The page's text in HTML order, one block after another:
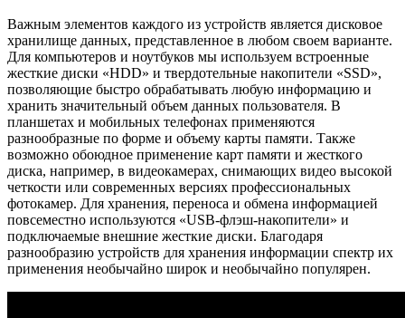
Важным элементов каждого из устройств является дисковое
хранилище данных, представленное в любом своем варианте.
Для компьютеров и ноутбуков мы используем встроенные
жесткие диски «HDD» и твердотельные накопители «SSD»,
позволяющие быстро обрабатывать любую информацию и
хранить значительный объем данных пользователя. В
планшетах и мобильных телефонах применяются
разнообразные по форме и объему карты памяти. Также
возможно обоюдное применение карт памяти и жесткого
диска, например, в видеокамерах, снимающих видео высокой
четкости или современных версиях профессиональных
фотокамер. Для хранения, переноса и обмена информацией
повсеместно используются «USB-флэш-накопители» и
подключаемые внешние жесткие диски. Благодаря
разнообразию устройств для хранения информации спектр их
применения необычайно широк и необычайно популярен.